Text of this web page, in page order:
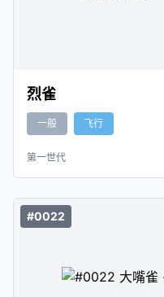
烈雀
一般 飞行
第一世代
#0022